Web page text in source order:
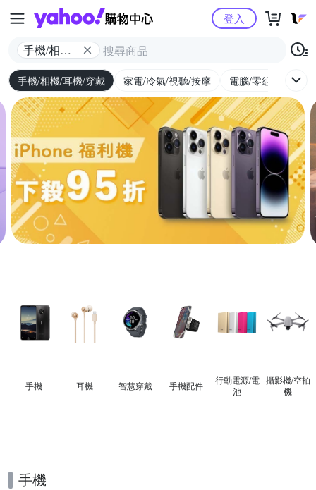
Yahoo購物中心
手機/相機/
耳機/穿戴
登入
手機/相機/耳機/穿戴 家電/冷氣/視聽/按摩 電腦/零組件/週邊/
手機 耳機 智慧穿戴 手機配件
行動電源/電
池
攝影機/空拍
機
手機